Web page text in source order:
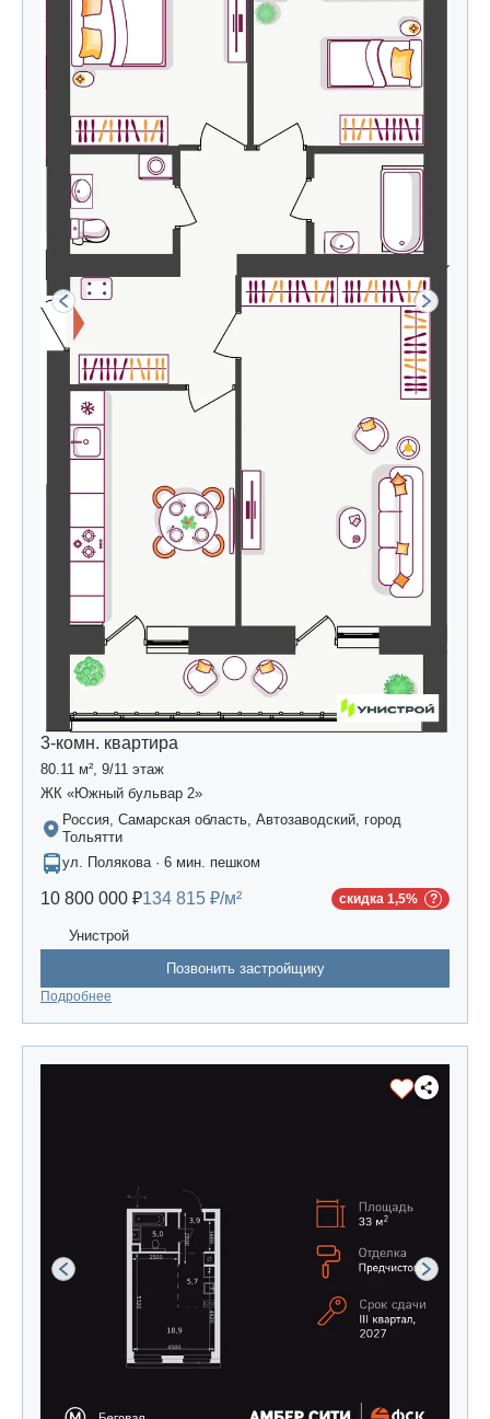
3-комн. квартира
80.11 м², 9/11 этаж
ЖК «Южный бульвар 2»
Россия, Самарская область, Автозаводский, город
Тольятти
ул. Полякова · 6 мин. пешком
10 800 000 ₽134 815 ₽/м² скидка 1,5%
Унистрой
Позвонить застройщику
Подробнее